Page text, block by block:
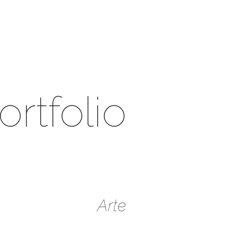
Arte